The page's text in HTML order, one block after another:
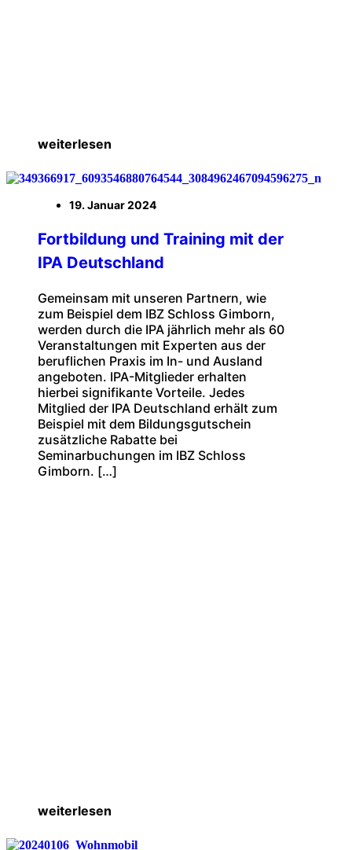
weiterlesen
19. Januar 2024
Fortbildung und Training mit der
IPA Deutschland
Gemeinsam mit unseren Partnern, wie
zum Beispiel dem IBZ Schloss Gimborn,
werden durch die IPA jährlich mehr als 60
Veranstaltungen mit Experten aus der
beruflichen Praxis im In- und Ausland
angeboten. IPA-Mitglieder erhalten
hierbei signifikante Vorteile. Jedes
Mitglied der IPA Deutschland erhält zum
Beispiel mit dem Bildungsgutschein
zusätzliche Rabatte bei
Seminarbuchungen im IBZ Schloss
Gimborn. […]
weiterlesen